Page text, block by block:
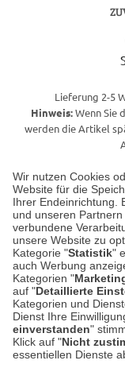
Wir nutzen Cookies
Website für die
Ihrer Endeinrichtung.
und unseren
verbundene
unsere Website zu
Kategorie "Statistik"
auch Werbung
Kategorien "
auf "Detaillierte
Kategorien und
Dienst Ihre
einverstanden"
Klick auf "Nicht
essentiellen Dienste
Lieferung 2-5
Hinweis:Wenn Sie
werden die Artikel
Montag